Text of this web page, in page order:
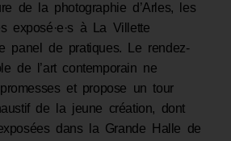
de la photographie d’Arles, les
exposé·e·s à La Villette
panel de pratiques. Le rendez-
de l’art contemporain ne
et propose un tour
de la jeune création, dont
dans la Grande Halle de